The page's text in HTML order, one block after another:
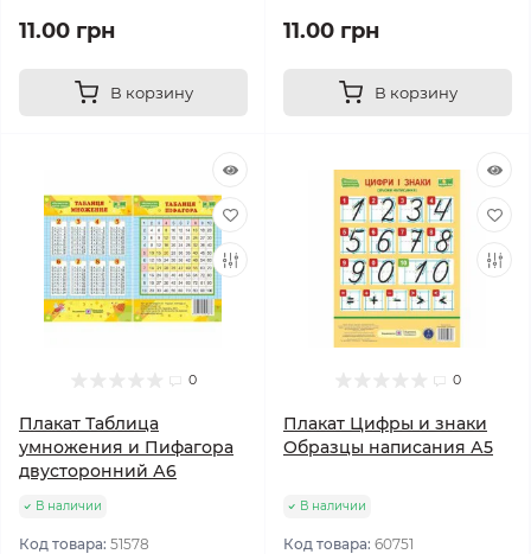
11.00 грн
В корзину
11.00 грн
В корзину
0
Плакат Таблица
умножения и Пифагора
двусторонний А6
В наличии
Код товара: 51578
0
Плакат Цифры и знаки
Образцы написания А5
В наличии
Код товара: 60751